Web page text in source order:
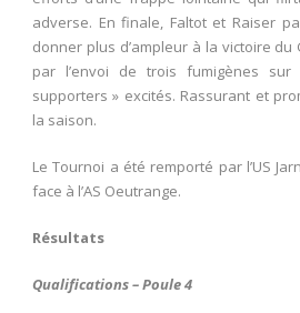
adverse. En finale, Faltot et Raiser
donner plus d’ampleur à la victoire du
par l’envoi de trois fumigènes
supporters » excités. Rassurant et
la saison.
Le Tournoi a été remporté par l’US
face à l’AS Oeutrange.
Résultats
Qualifications – Poule 4